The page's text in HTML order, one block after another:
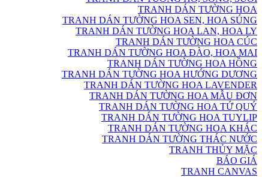
TRANH DÁN TƯỜNG HOA
TRANH DÁN TƯỜNG HOA SEN, HOA SÚNG
TRANH DÁN TƯỜNG HOA LAN, HOA LY
TRANH DÁN TƯỜNG HOA CÚC
TRANH DÁN TƯỜNG HOA ĐÀO, HOA MAI
TRANH DÁN TƯỜNG HOA HỒNG
TRANH DÁN TƯỜNG HOA HƯỚNG DƯƠNG
TRANH DÁN TƯỜNG HOA LAVENDER
TRANH DÁN TƯỜNG HOA MẪU ĐƠN
TRANH DÁN TƯỜNG HOA TỨ QUÝ
TRANH DÁN TƯỜNG HOA TUYLIP
TRANH DÁN TƯỜNG HOA KHÁC
TRANH DÁN TƯỜNG THÁC NƯỚC
TRANH THỦY MẶC
BÁO GIÁ
TRANH CANVAS